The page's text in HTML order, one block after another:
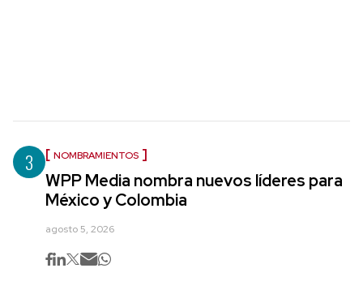
3 NOMBRAMIENTOS
WPP Media nombra nuevos líderes para
México y Colombia
agosto 5, 2026